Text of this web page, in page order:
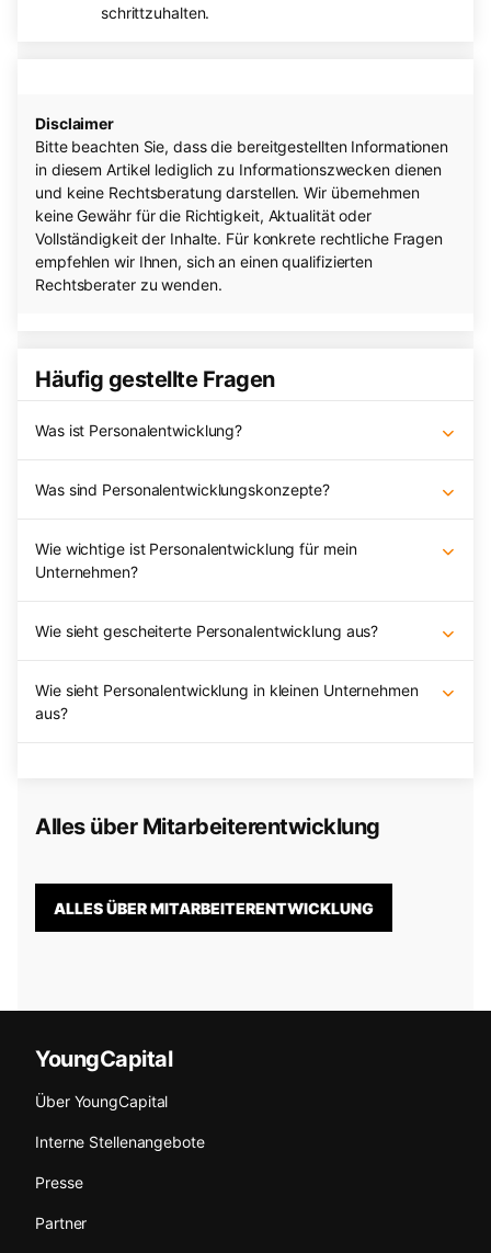
schrittzuhalten.
Disclaimer
Bitte beachten Sie, dass die bereitgestellten Informationen
in diesem Artikel lediglich zu Informationszwecken dienen
und keine Rechtsberatung darstellen. Wir übernehmen
keine Gewähr für die Richtigkeit, Aktualität oder
Vollständigkeit der Inhalte. Für konkrete rechtliche Fragen
empfehlen wir Ihnen, sich an einen qualifizierten
Rechtsberater zu wenden.
Häufig gestellte Fragen
Was ist Personalentwicklung?
Was sind Personalentwicklungskonzepte?
Wie wichtige ist Personalentwicklung für mein
Unternehmen?
Wie sieht gescheiterte Personalentwicklung aus?
Wie sieht Personalentwicklung in kleinen Unternehmen
aus?
Alles über Mitarbeiterentwicklung
ALLES ÜBER MITARBEITERENTWICKLUNG
YoungCapital
Über YoungCapital
Interne Stellenangebote
Presse
Partner